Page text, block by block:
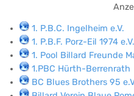
1. P.B.C. Ingelheim e.V.
1. P.B.F. Porz-Eil 1974 e.V.
1. Pool Billard Freunde
1.PBC Hürth-Berrenrath
BC Blues Brothers 95